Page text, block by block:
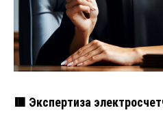
🟥 Экспертиза